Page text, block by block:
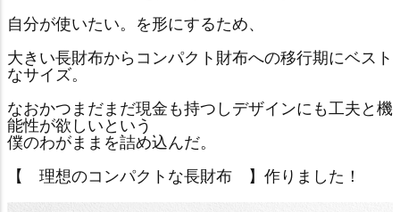
自分が使いたい。を形にするため、
大きい長財布からコンパクト財布への移行期にベスト
なサイズ。
なおかつまだまだ現金も持つしデザインにも工夫と機
能性が欲しいという
僕のわがままを詰め込んだ。
【 理想のコンパクトな長財布 】作りました！